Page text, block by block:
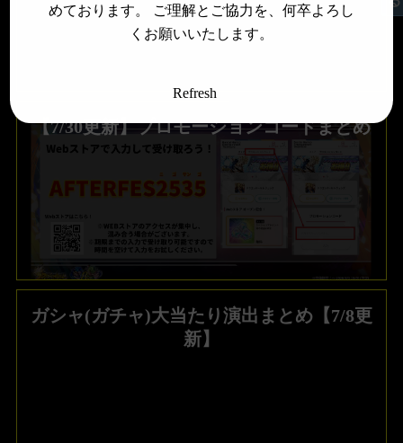
【7/30更新】プロモーションコードまとめ
ガシャ(ガチャ)大当たり演出まとめ【7/8更
新】
めております。 ご理解とご協力を、何卒よろし
くお願いいたします。
Refresh